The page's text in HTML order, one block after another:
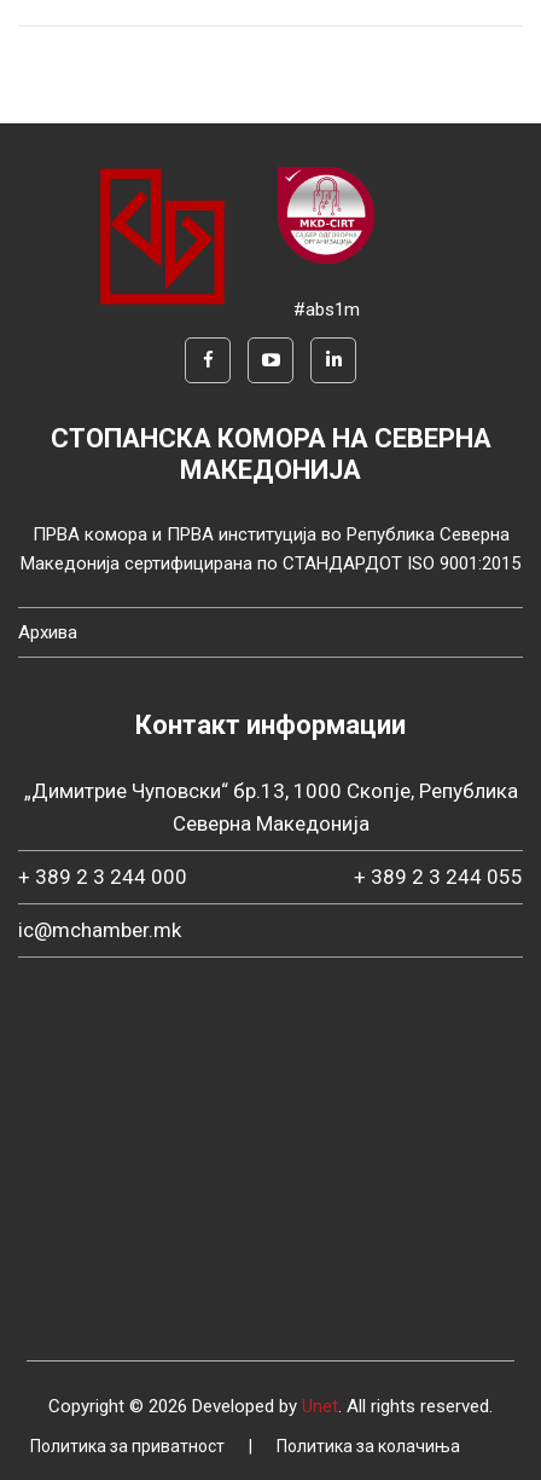
#abs1m
СТОПАНСКА КОМОРА НА СЕВЕРНА
МАКЕДОНИЈА
ПРВА комора и ПРВА институција во Република Северна
Македонија сертифицирана по СТАНДАРДОТ ISO 9001:2015
Архива
Контакт информации
„Димитрие Чуповски“ бр.13, 1000 Скопје, Република
Северна Македонија
+ 389 2 3 244 000 + 389 2 3 244 055
ic@mchamber.mk
Copyright © 2026 Developed by Unet . All rights reserved.
Политика за приватност | Политика за колачиња